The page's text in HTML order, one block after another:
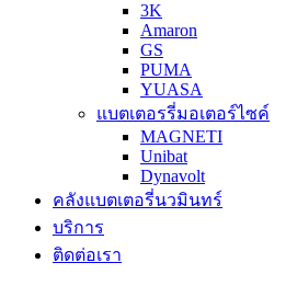
3K
Amaron
GS
PUMA
YUASA
แบตเตอรรี่มอเตอร์ไซค์
MAGNETI
Unibat
Dynavolt
คลังแบตเตอรี่นวมินทร์
บริการ
ติดต่อเรา